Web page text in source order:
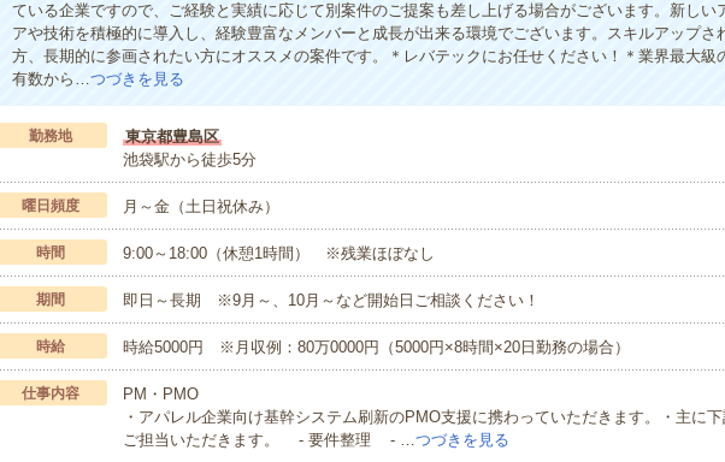
ている企業ですので、ご経験と実績に応じて別案件のご提案も差し上げる場合がございます。新しい
アや技術を積極的に導入し、経験豊富なメンバーと成長が出来る環境でございます。スキルアップさ
方、長期的に参画されたい方にオススメの案件です。＊レバテックにお任せください！＊業界最大級
有数から…つづきを見る
勤務地
東京都豊島区
池袋駅から徒歩5分
曜日頻度 月～金（土日祝休み）
時間 9:00～18:00（休憩1時間） ※残業ほぼなし
期間 即日～長期 ※9月～、10月～など開始日ご相談ください！
時給 時給5000円 ※月収例：80万0000円（5000円×8時間×20日勤務の場合）
仕事内容
PM・PMO
・アパレル企業向け基幹システム刷新のPMO支援に携わっていただきます。・主に
ご担当いただきます。 - 要件整理 - …つづきを見る